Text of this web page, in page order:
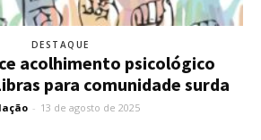
DESTAQUE
acolhimento psicológico
para comunidade surda
- 13 de agosto de 2025